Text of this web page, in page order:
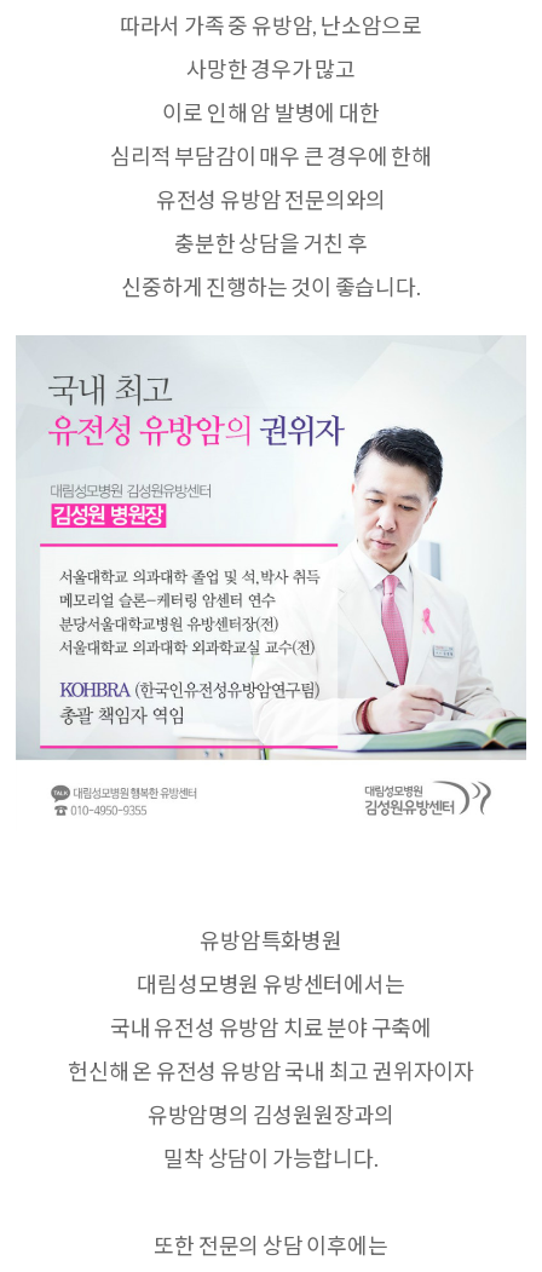
따라서 가족 중 유방암, 난소암으로
사망한 경우가 많고
이로 인해 암 발병에 대한
심리적 부담감이 매우 큰 경우에 한해
유전성 유방암 전문의와의
충분한 상담을 거친 후
신중하게 진행하는 것이 좋습니다.
유방암특화병원
대림성모병원 유방센터에서는
국내 유전성 유방암 치료 분야 구축에
헌신해 온 유전성 유방암 국내 최고 권위자이자
유방암명의 김성원원장과의
밀착 상담이 가능합니다.
또한 전문의 상담 이후에는